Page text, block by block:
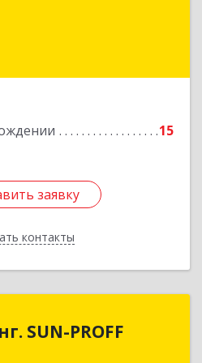
15
заявку
контакты
обл, г.о. Дмитровский,
заявку
Назад
SUN-PROFF
SUN-PROFF
Солнечногорский р-н,